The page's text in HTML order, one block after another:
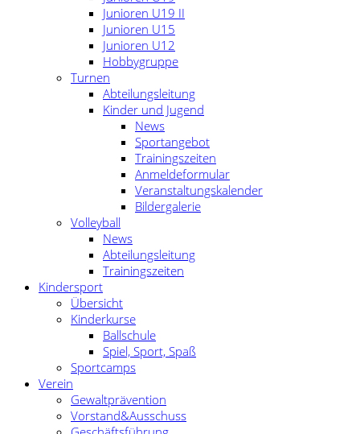
Junioren U19 II
Junioren U15
Junioren U12
Hobbygruppe
Turnen
Abteilungsleitung
Kinder und Jugend
News
Sportangebot
Trainingszeiten
Anmeldeformular
Veranstaltungskalender
Bildergalerie
Volleyball
News
Abteilungsleitung
Trainingszeiten
Kindersport
Übersicht
Kinderkurse
Ballschule
Spiel, Sport, Spaß
Sportcamps
Verein
Gewaltprävention
Vorstand&Ausschuss